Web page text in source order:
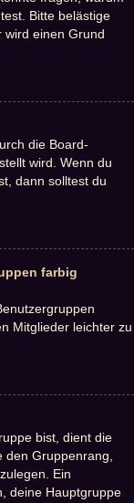
Bitte belästige
wird einen Grund
die Board-
wird. Wenn du
dann solltest du
farbig
Mitglieder leichter zu
bist, dient die
Gruppenrang,
Ein
deine Hauptgruppe